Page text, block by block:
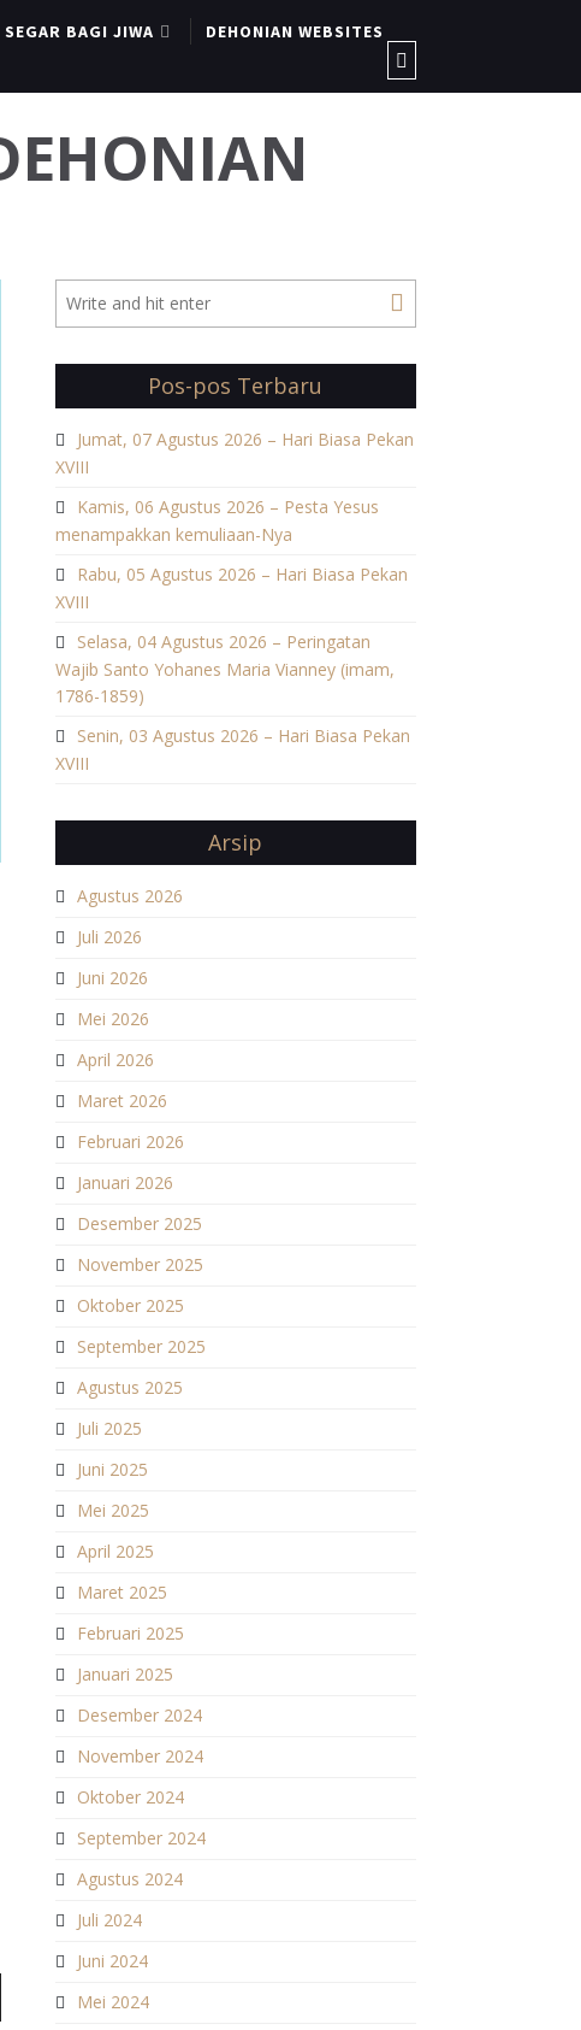
SEGAR BAGI JIWA DEHONIAN WEBSITES
Pos-pos Terbaru
Jumat, 07 Agustus 2026 – Hari Biasa Pekan
XVIII
Kamis, 06 Agustus 2026 – Pesta Yesus
menampakkan kemuliaan-Nya
Rabu, 05 Agustus 2026 – Hari Biasa Pekan
XVIII
Selasa, 04 Agustus 2026 – Peringatan
Wajib Santo Yohanes Maria Vianney (imam,
1786-1859)
Senin, 03 Agustus 2026 – Hari Biasa Pekan
XVIII
Arsip
Agustus 2026
Juli 2026
Juni 2026
Mei 2026
April 2026
Maret 2026
Februari 2026
Januari 2026
Desember 2025
November 2025
Oktober 2025
September 2025
Agustus 2025
Juli 2025
Juni 2025
Mei 2025
April 2025
Maret 2025
Februari 2025
Januari 2025
Desember 2024
November 2024
Oktober 2024
September 2024
Agustus 2024
Juli 2024
Juni 2024
Mei 2024